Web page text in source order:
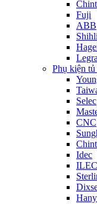
Chint
Fuji
ABB
Phụ kiện tủ
Selec
CNC
Chint
Idec
ILEC